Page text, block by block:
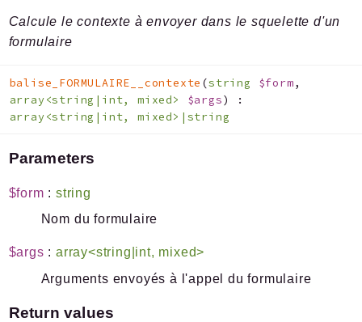
Calcule le contexte à envoyer dans le squelette d'un
formulaire
balise_FORMULAIRE__contexte (string $form,
array<string|int, mixed> $args)
:
array<string|int, mixed>|string
Parameters
$form :string
Nom du formulaire
$args :array<string|int, mixed>
Arguments envoyés à l'appel du formulaire
Return values